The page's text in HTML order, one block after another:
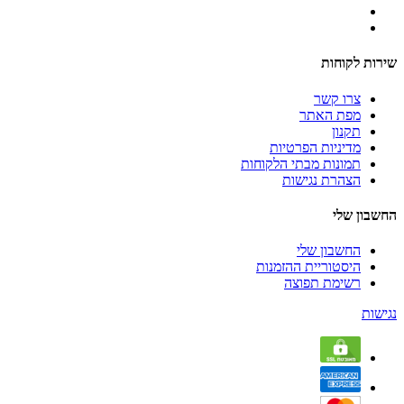
שירות לקוחות
צרו קשר
מפת האתר
תקנון
מדיניות הפרטיות
תמונות מבתי הלקוחות
הצהרת נגישות
החשבון שלי
החשבון שלי
היסטוריית ההזמנות
רשימת תפוצה
נגישות